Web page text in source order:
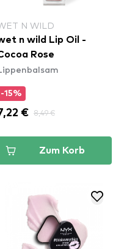
N WILD
n wild Lip Oil -
Rose
-15%
€ 8,49 €
Zum Korb